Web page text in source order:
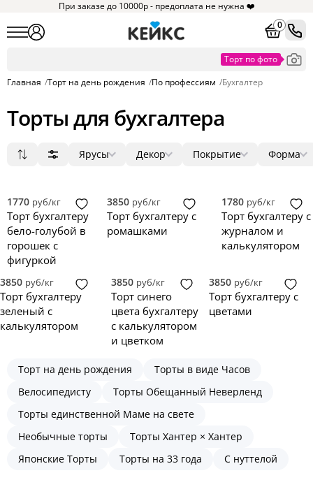
При заказе до 10000р - предоплата не нужна ❤️
0
Главная /Торт на день рождения /По профессиям /Бухгалтер
Торты для бухгалтера
Сначала дорогие
Новинки
Ярусы
3
0
4
0
5
0
Декор
цветы
0
фотопечать
0
надпись
0
Покрытие
крем
0
зеркальная глазурь
0
голый торт
0
0
Форма
прямоугольник
сердце
3D
1770 руб/кг
Торт бухгалтеру
бело-голубой в
горошек с
фигуркой
3850 руб/кг
Торт бухгалтеру с
ромашками
1780 руб/кг
Торт бухгалтеру с
журналом и
калькулятором
3850 руб/кг
Торт бухгалтеру
зеленый с
калькулятором
3850 руб/кг
Торт синего
цвета бухгалтеру
с калькулятором
и цветком
3850 руб/кг
Торт бухгалтеру с
цветами
Торт на день рождения
Торты в виде Часов
Велосипедисту
Торты Обещанный Неверленд
Торты единственной Маме на свете
Необычные торты
Торты Хантер × Хантер
Японские Торты
Торты на 33 года С нуттелой